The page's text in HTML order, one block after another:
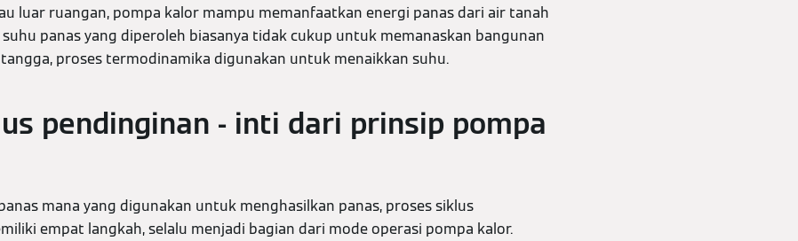
luar ruangan, pompa kalor mampu memanfaatkan energi panas dari air tanah
panas yang diperoleh biasanya tidak cukup untuk memanaskan bangunan
proses termodinamika digunakan untuk menaikkan suhu.
pendinginan - inti dari prinsip pompa
mana yang digunakan untuk menghasilkan panas, proses siklus
empat langkah, selalu menjadi bagian dari mode operasi pompa kalor.